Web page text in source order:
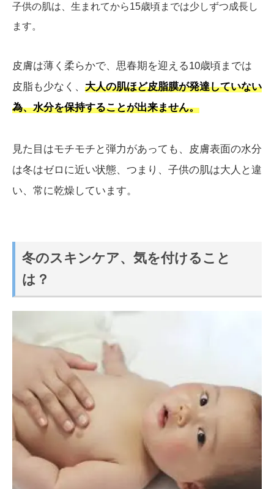
子供の肌は、生まれてから15歳頃までは少しずつ成長し
ます。
皮膚は薄く柔らかで、思春期を迎える10歳頃までは
皮脂も少なく、 大人の肌ほど皮脂膜が発達していない
為、水分を保持することが出来ません。
見た目はモチモチと弾力があっても、皮膚表面の水分
は冬はゼロに近い状態、つまり、子供の肌は大人と違
い、常に乾燥しています。
冬のスキンケア、気を付けること
は？